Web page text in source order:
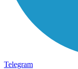
Telegram